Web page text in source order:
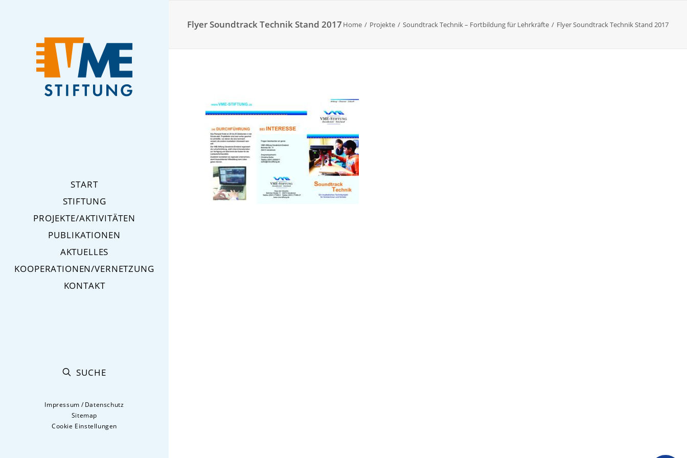
START
STIFTUNG
PROJEKTE/AKTIVITÄTEN
PUBLIKATIONEN
AKTUELLES
KOOPERATIONEN/VERNETZUNG
KONTAKT
SUCHE
Impressum /Datenschutz
Sitemap
Cookie Einstellungen
Flyer Soundtrack Technik Stand 2017 Home Projekte Soundtrack Technik – Fortbildung für Lehrkräfte Flyer Soundtrack Technik Stand 2017